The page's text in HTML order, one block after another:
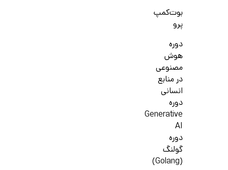
بوت‌کمپ
پرو
دوره
هوش
مصنوعی
در منابع
انسانی
دوره
Generative
AI
دوره
گولنگ
(Golang)